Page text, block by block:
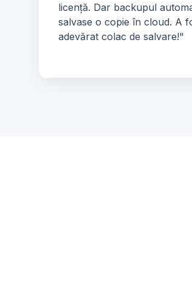
licență. Dar backupul
salvase o copie în cloud. A
adevărat colac de salvare!"